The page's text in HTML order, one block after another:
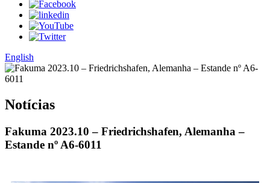
English
Notícias
Fakuma 2023.10 – Friedrichshafen, Alemanha –
Estande nº A6-6011